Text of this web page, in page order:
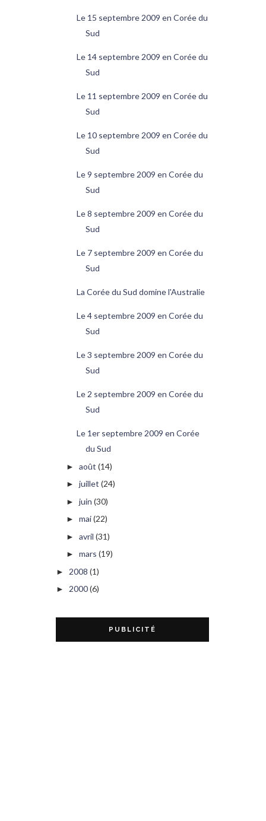
Le 15 septembre 2009 en Corée du
Sud
Le 14 septembre 2009 en Corée du
Sud
Le 11 septembre 2009 en Corée du
Sud
Le 10 septembre 2009 en Corée du
Sud
Le 9 septembre 2009 en Corée du
Sud
Le 8 septembre 2009 en Corée du
Sud
Le 7 septembre 2009 en Corée du
Sud
La Corée du Sud domine l'Australie
Le 4 septembre 2009 en Corée du
Sud
Le 3 septembre 2009 en Corée du
Sud
Le 2 septembre 2009 en Corée du
Sud
Le 1er septembre 2009 en Corée
du Sud
► août (14)
► juillet (24)
► juin (30)
► mai(22)
► avril (31)
► mars (19)
► 2008 (1)
► 2000(6)
PUBLICITÉ